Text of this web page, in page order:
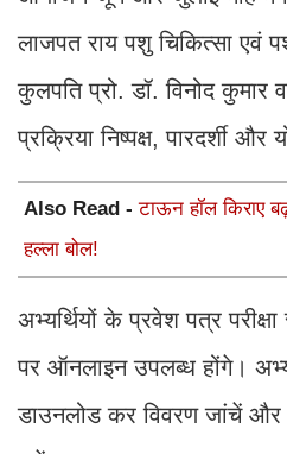
लाजपत राय पशु चिकित्सा एवं पशु
कुलपति प्रो. डॉ. विनोद कुमार
प्रक्रिया निष्पक्ष, पारदर्शी और
Also Read -टाऊन हॉल किराए
हल्ला बोल!
अभ्यर्थियों के प्रवेश पत्र
पर ऑनलाइन उपलब्ध होंगे।
डाउनलोड कर विवरण जांचें और